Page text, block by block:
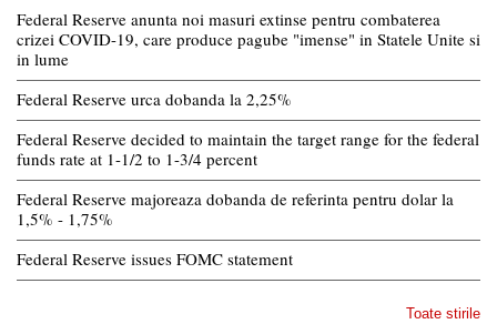
Federal Reserve anunta noi masuri extinse pentru combaterea
crizei COVID-19, care produce pagube "imense" in Statele Unite si
in lume
Federal Reserve urca dobanda la 2,25%
Federal Reserve decided to maintain the target range for the federal
funds rate at 1-1/2 to 1-3/4 percent
Federal Reserve majoreaza dobanda de referinta pentru dolar la
1,5% - 1,75%
Federal Reserve issues FOMC statement
Toate stirile